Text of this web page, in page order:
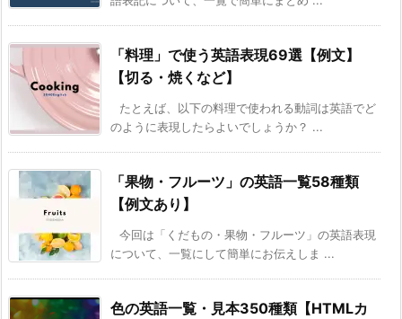
「料理」で使う英語表現69選【例文】
【切る・焼くなど】
たとえば、以下の料理で使われる動詞は英語でど
のように表現したらよいでしょうか？ ...
「果物・フルーツ」の英語一覧58種類
【例文あり】
今回は「くだもの・果物・フルーツ」の英語表現
について、一覧にして簡単にお伝えしま ...
色の英語一覧・見本350種類【HTMLカ